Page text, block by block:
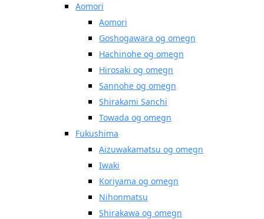
Aomori
Aomori
Goshogawara og omegn
Hachinohe og omegn
Hirosaki og omegn
Sannohe og omegn
Shirakami Sanchi
Towada og omegn
Fukushima
Aizuwakamatsu og omegn
Iwaki
Koriyama og omegn
Nihonmatsu
Shirakawa og omegn